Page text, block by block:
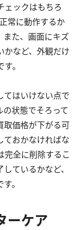
ェックはもちろ
常に動作するか
また、画面にキズ
かなど、外観だけ
。
てはいけない点で
状態でそろって
取価格が下がる可
ておかなければな
完全に削除するこ
ているかなど、
。
ーケア